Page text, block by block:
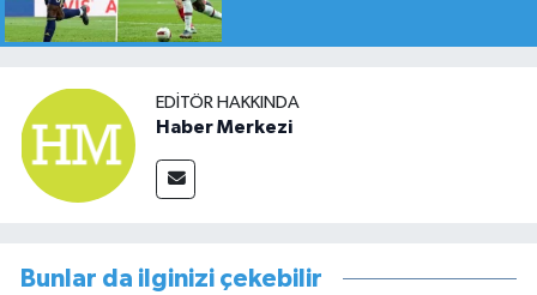
EDITÖR HAKKINDA
Haber Merkezi
Bunlar da ilginizi çekebilir